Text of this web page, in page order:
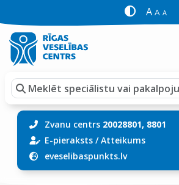
A A A
Zvanu centrs 20028801, 8801
E-pieraksts/Atteikums
eveselibaspunkts.lv